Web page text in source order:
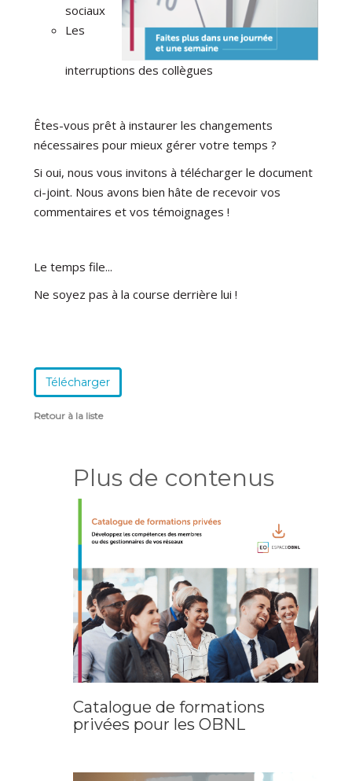
sociaux
Les
interruptions des collègues
Êtes-vous prêt à instaurer les changements
nécessaires pour mieux gérer votre temps ?
Si oui, nous vous invitons à télécharger le document
ci-joint. Nous avons bien hâte de recevoir vos
commentaires et vos témoignages !
Le temps file...
Ne soyez pas à la course derrière lui !
Télécharger
Retour à la liste
Plus de contenus
Catalogue de formations
privées pour les OBNL